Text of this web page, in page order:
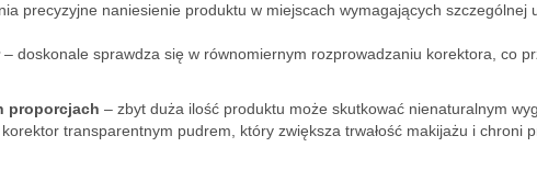
precyzyjne naniesienie produktu w miejscach wymagających szczególnej
– doskonale sprawdza się w równomiernym rozprowadzaniu korektora, co
proporcjach – zbyt duża ilość produktu może skutkować nienaturalnym
transparentnym pudrem, który zwiększa trwałość makijażu i chroni